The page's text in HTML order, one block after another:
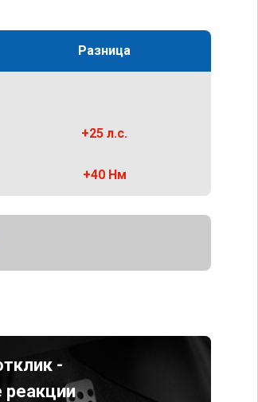
Разница
+25 л.с.
+40 Нм
-
реакции